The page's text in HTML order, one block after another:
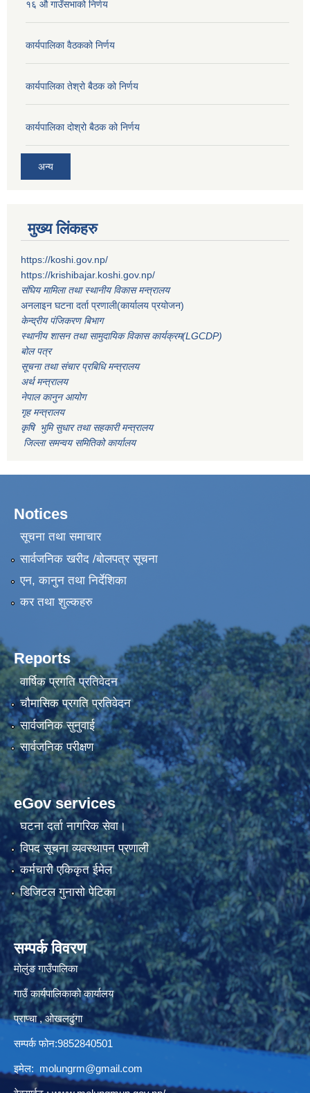
१६ औ गाउँसभाको निर्णय
कार्यपालिका वैठकको निर्णय
कार्यपालिका तेश्रो बैठक को निर्णय
कार्यपालिका दोश्रो बैठक को निर्णय
अन्य
मुख्य लिंकहरु
https://koshi.gov.np/
https://krishibajar.koshi.gov.np/
संघिय मामिला तथा स्थानीय विकास मन्त्रालय
अनलाइन घटना दर्ता प्रणाली(कार्यालय प्रयोजन)
केन्द्रीय पंजिकरण बिभाग
स्थानीय शासन तथा सामुदायिक विकास कार्यक्रम(LGCDP)
बोल पत्र
सूचना तथा संचार प्रबिधि मन्त्रालय
अर्थ मन्त्रालय
नेपाल कानुन आयोग
गृह मन्त्रालय
कृषि भुमि सुधार तथा सहकारी मन्त्रालय
जिल्ला समन्वय समितिको कार्यालय
Notices
सूचना तथा समाचार
सार्वजनिक खरीद /बोलपत्र सूचना
एन, कानुन तथा निर्देशिका
कर तथा शुल्कहरु
Reports
वार्षिक प्रगति प्रतिवेदन
चौमासिक प्रगति प्रतिवेदन
सार्वजनिक सुनुवाई
सार्वजनिक परीक्षण
eGov services
घटना दर्ता नागरिक सेवा।
विपद सूचना व्यवस्थापन प्रणाली
कर्मचारी एकिकृत ईमेल
डिजिटल गुनासो पेटिका
सम्पर्क विवरण
मोलुंङ गाउँपालिका
गाउँ कार्यपालिकाको कार्यालय
प्राप्चा , ओखलढुंगा
सम्पर्क फोन:9852840501
इमेल: molungrm@gmail.com